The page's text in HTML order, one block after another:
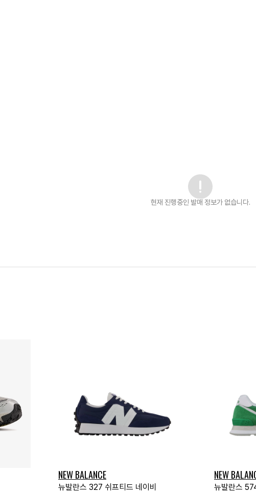
현재 진행중인 발매 정보가 없습니다.
NEW BALANCE
뉴발란스 327 쉬프티드 네이비
NEW
뉴발란스